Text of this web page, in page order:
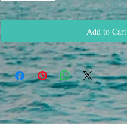
Add to Cart